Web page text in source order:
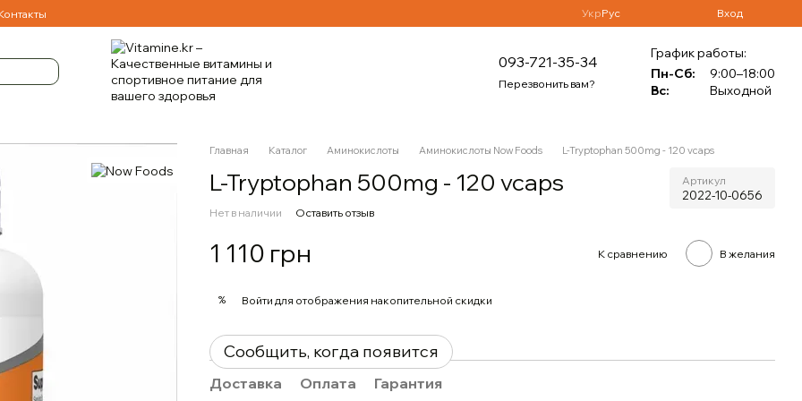
УкрРус Вход
093-721-35-34
Перезвонить вам?
График работы:
Пн-Сб:
9:00–18:00
Вс:
Выходной
Главная Каталог Аминокислоты Аминокислоты Now Foods L-Tryptophan 500mg - 120 vcaps
L-Tryptophan 500mg - 120 vcaps Артикул
2022-10-0656
Нет в наличии Оставить отзыв
1 110 грн К сравнению В желания
% Войти для отображения накопительной скидки
Сообщить, когда появится
Доставка Оплата Гарантия